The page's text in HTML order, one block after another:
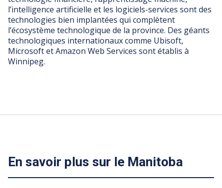
l’intelligence artificielle et les logiciels-services sont des
technologies bien implantées qui complètent
l’écosystème technologique de la province. Des géants
technologiques internationaux comme Ubisoft,
Microsoft et Amazon Web Services sont établis à
Winnipeg.
En savoir plus sur le Manitoba